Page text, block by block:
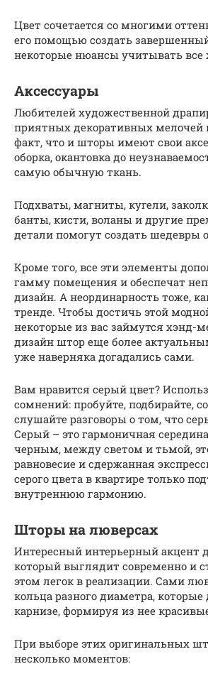
Цвет сочетается со многими
его помощью создать
некоторые нюансы учитывать все
Аксессуары
Любителей художественной
приятных декоративных мелочей
факт, что и шторы имеют свои
оборка, окантовка до
самую обычную ткань.
Подхваты, магниты, кугели,
банты, кисти, воланы и другие
детали помогут создать шедевры
Кроме того, все эти элементы
гамму помещения и обеспечат
дизайн. А неординарность тоже,
тренде. Чтобы достичь этой
некоторые из вас займутся хэнд-
дизайн штор еще более
уже наверняка догадались сами.
Вам нравится серый цвет?
сомнений: пробуйте, подбирайте,
слушайте разговоры о том, что
Серый – это гармоничная
черным, между светом и тьмой,
равновесие и сдержанная
серого цвета в квартире только
внутреннюю гармонию.
Шторы на люверсах
Интересный интерьерный акцент
который выглядит современно и
этом легок в реализации. Сами
кольца разного диаметра,
карнизе, формируя из нее
При выборе этих оригинальных
несколько моментов: